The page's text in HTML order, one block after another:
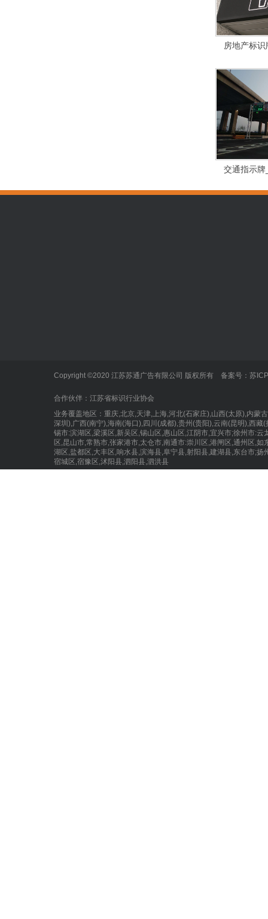
房地产标
交通指示
LED显示屏
Copyright ©2020 江苏苏通广告有限公司 版权所有 备案号： 苏
合作伙伴： 江苏省标识行业协会
业务覆盖地区：重庆,北京,天津,上海,河北(石家庄),山西(太原),内蒙
深圳),广西(南宁),海南(海口),四川(成都),贵州(贵阳),云南(昆明),西
锡市:滨湖区,梁溪区,新吴区,锡山区,惠山区,江阴市,宜兴市;徐州市:
区,昆山市,常熟市,张家港市,太仓市,南通市:崇川区,港闸区,通州区,
湖区,盐都区,大丰区,响水县,滨海县,阜宁县,射阳县,建湖县,东台市;
宿城区,宿豫区,沭阳县,泗阳县,泗洪县